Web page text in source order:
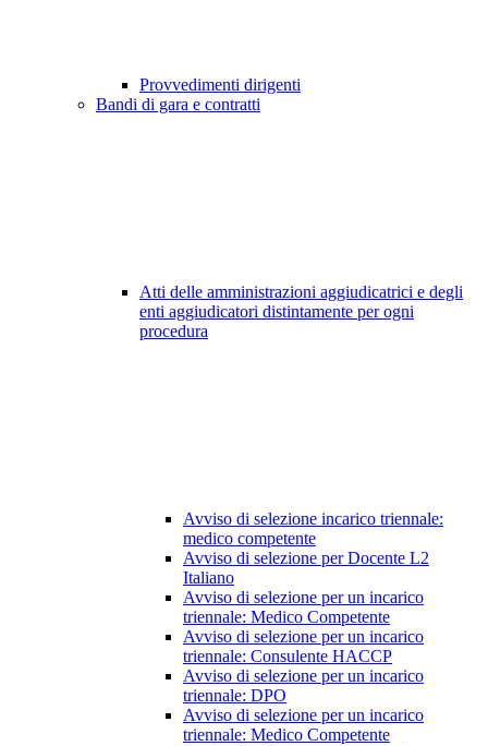
Provvedimenti dirigenti
Bandi di gara e contratti
Atti delle amministrazioni aggiudicatrici e degli
enti aggiudicatori distintamente per ogni
procedura
Avviso di selezione incarico triennale:
medico competente
Avviso di selezione per Docente L2
Italiano
Avviso di selezione per un incarico
triennale: Medico Competente
Avviso di selezione per un incarico
triennale: Consulente HACCP
Avviso di selezione per un incarico
triennale: DPO
Avviso di selezione per un incarico
triennale: Medico Competente